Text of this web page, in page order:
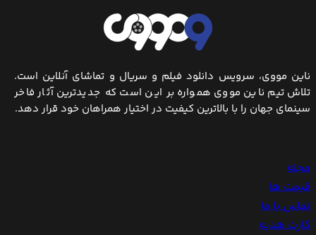
ناین مووی، سرویس دانلود فیلم و سریال و تماشای آنلاین است.
تلاش تیم ناین مووی همواره بر این است که جدیدترین آثار فاخر
سینمای جهان را با بالاترین کیفیت در اختیار همراهان خود قرار دهد.
مجله
قیمت ها
تماس با ما
کارت هدیه